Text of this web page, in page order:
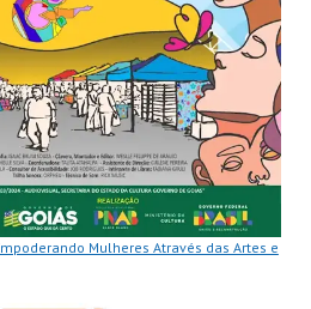
Mulheres Através das Artes e